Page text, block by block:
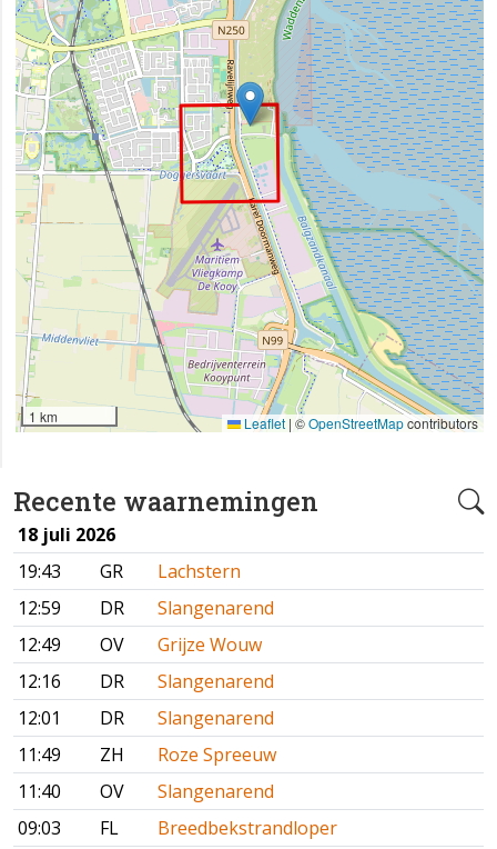
Recente waarnemingen
18 juli 2026
19:43
GR
Lachstern
12:59
DR
Slangenarend
12:49
OV
Grijze Wouw
12:16
DR
Slangenarend
12:01
DR
Slangenarend
11:49
ZH
Roze Spreeuw
11:40
OV
Slangenarend
09:03
FL
Breedbekstrandloper
1 km Leaflet | ©OpenStreetMapcontributors